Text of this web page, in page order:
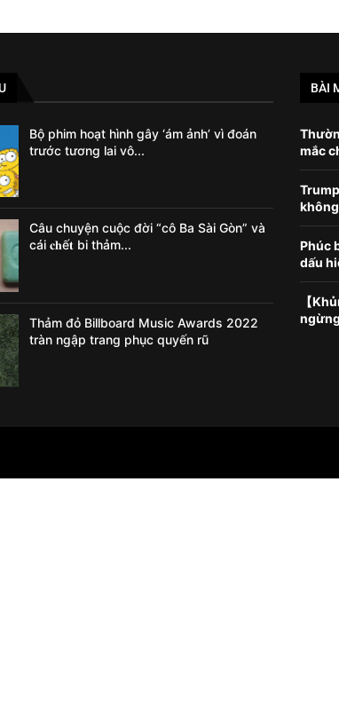
Bộ phim hoạt hình gây ‘ám ảnh’ vì đoán
trước tương lai vô...
Câu chuyện cuộc đời “cô Ba Sài Gòn” và
cái 𝐜𝐡ế𝐭 bi thảm...
Thảm đỏ Billboard Music Awards 2022
tràn ngập trang phục quyến rũ
BÀI
mắc
Phúc
dấu
【